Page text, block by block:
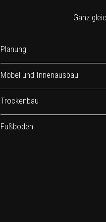
Ganz
Planung
Möbel und Innenausbau
Trockenbau
Fußboden